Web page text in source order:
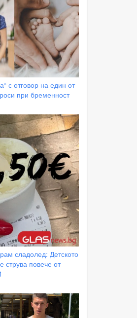
с отговор на един от
при бременност
сладолед: Детското
струва повече от